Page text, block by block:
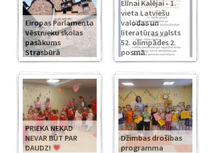
Eiropas Parlamenta
Vēstnieku skolas
pasākums
Strasbūrā
Elīnai Kalējai - 1.
vieta Latviešu
valodas un
literatūras valsts
52. olimpādes 2.
posmā
PRIEKA NEKAD
NEVAR BŪT PAR
DAUDZ!
Džimbas drošības
programma